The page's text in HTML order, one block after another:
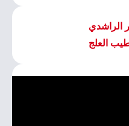
الراشدي
العلج